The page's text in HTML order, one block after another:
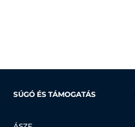
SÚGÓ ÉS TÁMOGATÁS